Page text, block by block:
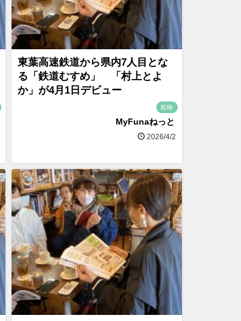
東葉高速鉄道から県内7人目とな
る「鉄道むすめ」 「村上とよ
か」が4月1日デビュー
船橋
MyFunaねっと
2026/4/2